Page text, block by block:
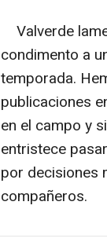
Valverde
condimento a
temporada.
publicaciones
en el campo y
entristece
por decisiones
compañeros.